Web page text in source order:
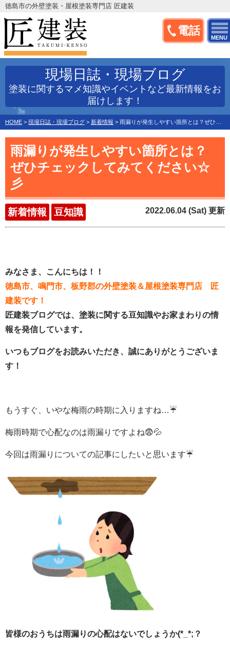
電話
MENU
徳島市の外壁塗装・屋根塗装専門店 匠建装
現場日誌・現場ブログ
塗装に関するマメ知識やイベントなど最新情報をお
届けします！
HOME > 現場日誌・現場ブログ > 新着情報 > 雨漏りが発生しやすい箇所とは？ぜひチェックしてみてください☆彡
雨漏りが発生しやすい箇所とは？
ぜひチェックしてみてください☆
彡
新着情報 豆知識 2022.06.04 (Sat) 更新
みなさま、こんにちは！！
徳島市、鳴門市、板野郡の外壁塗装＆屋根塗装専門店 匠
建装です！
匠建装ブログでは、塗装に関する豆知識やお家まわりの情
報を発信しています。
いつもブログをお読みいただき、誠にありがとうございま
す！
もうすぐ、いやな梅雨の時期に入りますね…☔
梅雨時期で心配なのは雨漏りですよね😨💦
今回は雨漏りについての記事にしたいと思います☔
皆様のおうちは雨漏りの心配はないでしょうか(*_*;？